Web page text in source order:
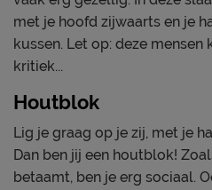
met je hoofd zijwaarts en je
kussen. Let op: deze
kritiek...
Houtblok
Lig je graag op je zij, met je
Dan ben jij een houtblok!
betaamt, ben je erg sociaal.